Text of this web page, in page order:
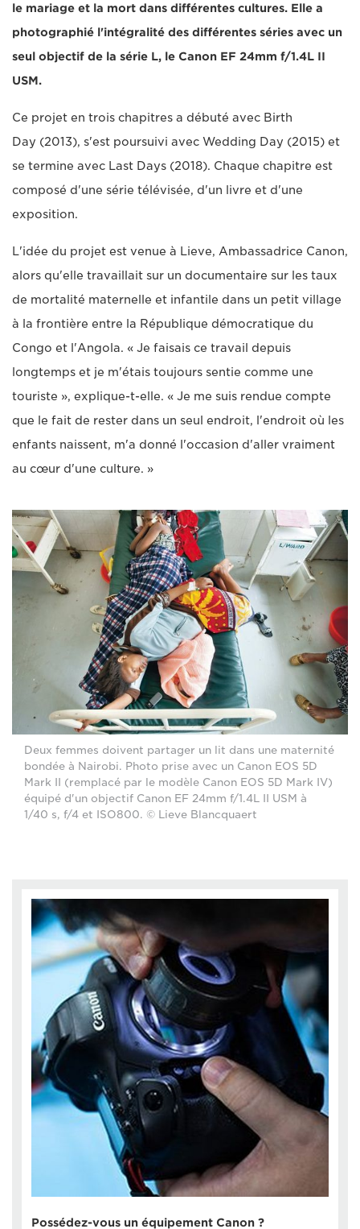
le mariage et la mort dans différentes cultures. Elle a
photographié l'intégralité des différentes séries avec un
seul objectif de la série L, le Canon EF 24mm f/1.4L II
USM.
Ce projet en trois chapitres a débuté avec Birth
Day (2013), s'est poursuivi avec Wedding Day (2015) et
se termine avec Last Days (2018). Chaque chapitre est
composé d'une série télévisée, d'un livre et d'une
exposition.
L'idée du projet est venue à Lieve, Ambassadrice Canon,
alors qu'elle travaillait sur un documentaire sur les taux
de mortalité maternelle et infantile dans un petit village
à la frontière entre la République démocratique du
Congo et l'Angola. « Je faisais ce travail depuis
longtemps et je m'étais toujours sentie comme une
touriste », explique-t-elle. « Je me suis rendue compte
que le fait de rester dans un seul endroit, l'endroit où les
enfants naissent, m'a donné l'occasion d'aller vraiment
au cœur d'une culture. »
Deux femmes doivent partager un lit dans une maternité
bondée à Nairobi. Photo prise avec un Canon EOS 5D
Mark II (remplacé par le modèle Canon EOS 5D Mark IV)
équipé d'un objectif Canon EF 24mm f/1.4L II USM à
1/40 s, f/4 et ISO800. © Lieve Blancquaert
Possédez-vous un équipement Canon ?